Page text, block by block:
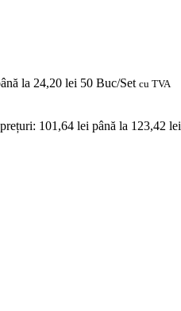
la 24,20 lei 50 Buc/Set cu TVA
101,64 lei până la 123,42 lei